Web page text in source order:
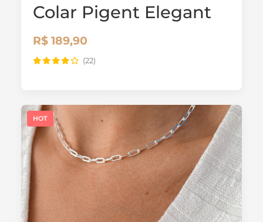
Colar Pigent Elegant
R$ 189,90
(22)
HOT